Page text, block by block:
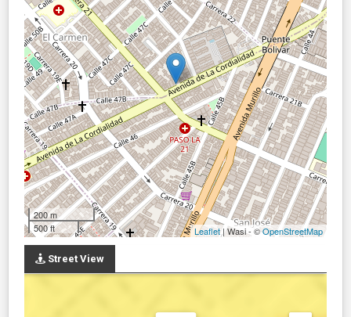
200 m
500 ft
Leaflet| Wasi - ©OpenStreetMap
Street View